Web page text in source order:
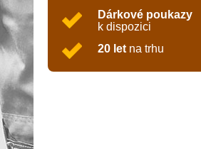
Dárkové poukazy
k dispozici
20 let na trhu